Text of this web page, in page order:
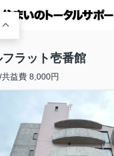
フラット壱番館
益費 8,000円